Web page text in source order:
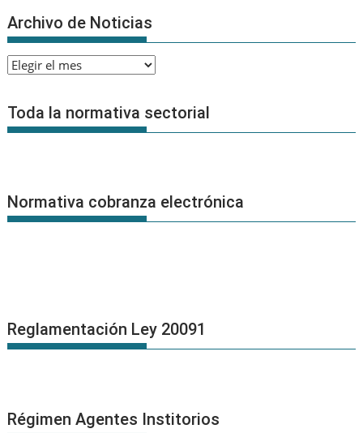
Archivo de Noticias
Archivo
Noticias
Toda la normativa sectorial
Normativa cobranza electrónica
Reglamentación Ley 20091
Régimen Agentes Institorios